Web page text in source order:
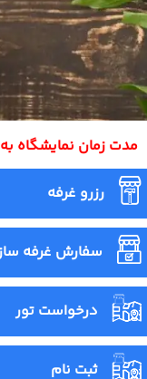
مدت زمان نمایشگاه
رزرو غرفه
سفارش غرفه
درخواست تور
ثبت نام